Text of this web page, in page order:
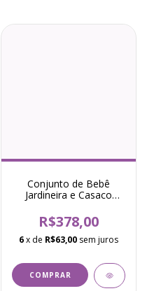
Conjunto de Bebê
Jardineira e Casaco
Vermelho
R$378,00
6x de R$63,00 sem juros
COMPRAR